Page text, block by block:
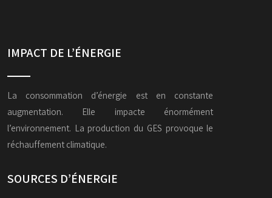
IMPACT DE L’ÉNERGIE
La consommation d’énergie est en constante
augmentation. Elle impacte énormément
l’environnement. La production du GES provoque le
réchauffement climatique.
SOURCES D’ÉNERGIE